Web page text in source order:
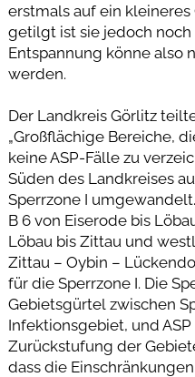
erstmals auf ein
getilgt ist sie jedoch noch
Entspannung könne also
werden.
Der Landkreis Görlitz
„Großflächige Bereiche,
keine ASP-Fälle zu
Süden des Landkreises
Sperrzone I
B 6 von Eiserode bis
Löbau bis Zittau und
Zittau – Oybin –
für die Sperrzone I. Die
Gebietsgürtel zwischen
Infektionsgebiet, und ASP
Zurückstufung der
dass die